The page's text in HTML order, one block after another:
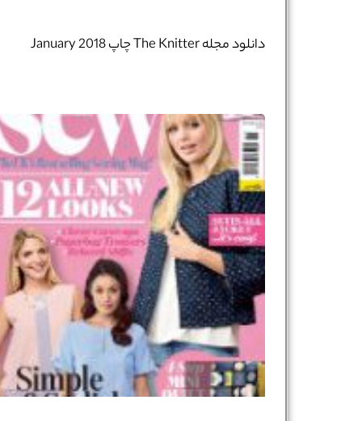
دانلود مجله The Knitter چاپ January 2018